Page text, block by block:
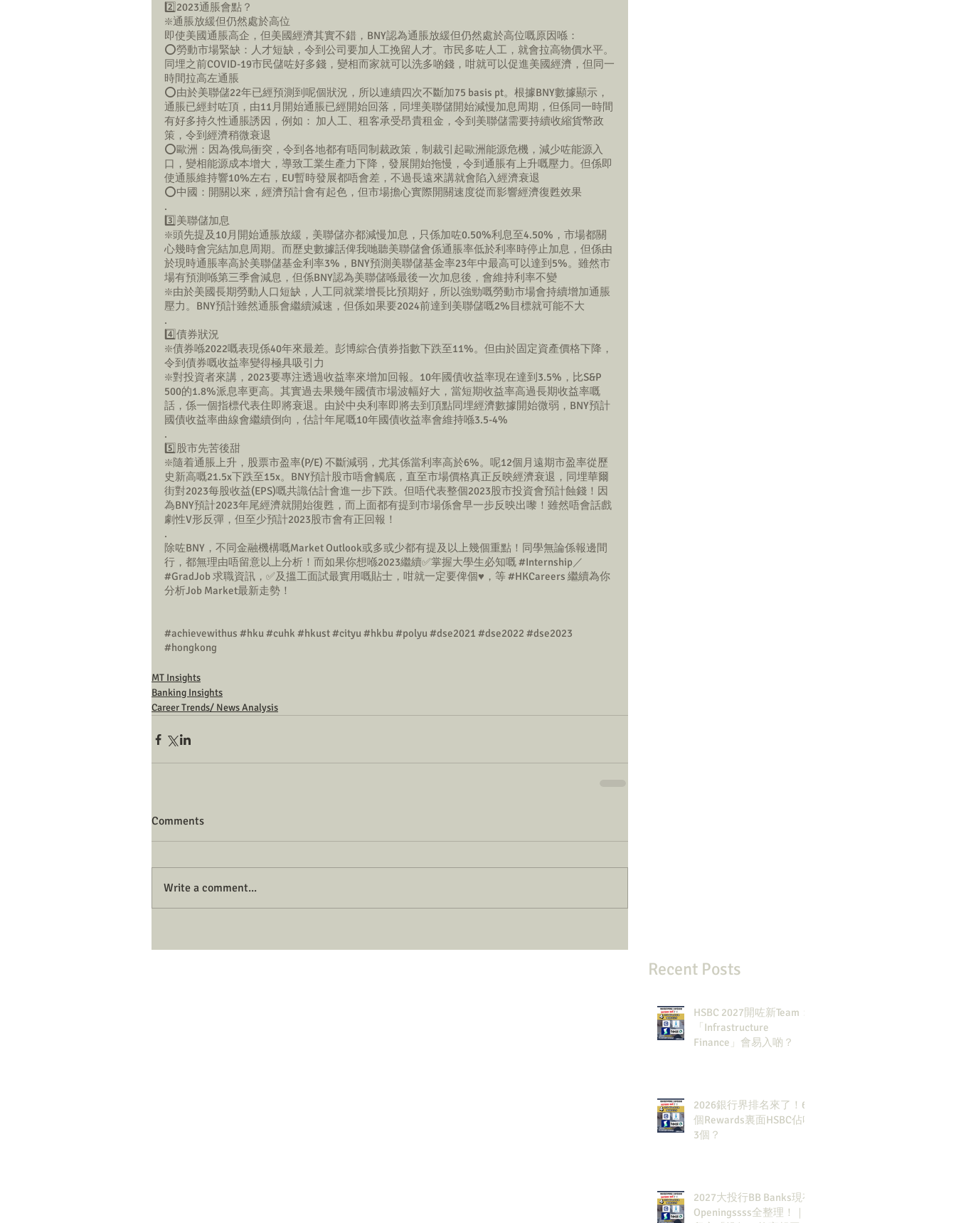
2️⃣2023通脹會點？
❇️通脹放緩但仍然處於高位
即使美國通脹高企，但美國經濟其實不錯，BNY認為通脹放緩但仍然處於高位嘅原因喺：
⭕️勞動市場緊缺：人才短缺，令到公司要加人工挽留人才。市民多咗人工，就會拉高物價水平。
同埋之前COVID-19市民儲咗好多錢，變相而家就可以洗多啲錢，咁就可以促進美國經濟，但同一
時間拉高左通脹
⭕️由於美聯儲22年已經預測到呢個狀況，所以連續四次不斷加75 basis pt。根據BNY數據顯示，
通脹已經封咗頂，由11月開始通脹已經開始回落，同埋美聯儲開始減慢加息周期，但係同一時間
有好多持久性通脹誘因，例如： 加人工、租客承受昂貴租金，令到美聯儲需要持續收縮貨幣政
策，令到經濟稍微衰退
⭕️歐洲：因為俄烏衝突，令到各地都有唔同制裁政策，制裁引起歐洲能源危機，減少咗能源入
口，變相能源成本增大，導致工業生產力下降，發展開始拖慢，令到通脹有上升嘅壓力。但係即
使通脹維持響10%左右，EU暫時發展都唔會差，不過長遠來講就會陷入經濟衰退
⭕️中國：開關以來，經濟預計會有起色，但市場擔心實際開關速度從而影響經濟復甦效果
.
3️⃣美聯儲加息
❇️頭先提及10月開始通脹放緩，美聯儲亦都減慢加息，只係加咗0.50%利息至4.50%，市場都關
心幾時會完結加息周期。而歷史數據話俾我哋聽美聯儲會係通脹率低於利率時停止加息，但係由
於現時通脹率高於美聯儲基金利率3%，BNY預測美聯儲基金率23年中最高可以達到5%。雖然市
場有預測喺第三季會減息，但係BNY認為美聯儲喺最後一次加息後，會維持利率不變
❇️由於美國長期勞動人口短缺，人工同就業增長比預期好，所以強勁嘅勞動市場會持續增加通脹
壓力。BNY預計雖然通脹會繼續減速，但係如果要2024前達到美聯儲嘅2%目標就可能不大
.
4️⃣債券狀況
❇️債券喺2022嘅表現係40年來最差。彭博綜合債券指數下跌至11%。但由於固定資產價格下降，
令到債券嘅收益率變得極具吸引力
❇️對投資者來講，2023要專注透過收益率來增加回報。10年國債收益率現在達到3.5%，比S&P
500的1.8%派息率更高。其實過去果幾年國債市場波幅好大，當短期收益率高過長期收益率嘅
話，係一個指標代表住即將衰退。由於中央利率即將去到頂點同埋經濟數據開始微弱，BNY預計
國債收益率曲線會繼續倒向，估計年尾嘅10年國債收益率會維持喺3.5-4%
.
5️⃣股市先苦後甜
❇️隨着通脹上升，股票市盈率(P/E) 不斷減弱，尤其係當利率高於6%。呢12個月遠期市盈率從歷
史新高嘅21.5x下跌至15x。BNY預計股市唔會觸底，直至市場價格真正反映經濟衰退，同埋華爾
街對2023每股收益(EPS)嘅共識估計會進一步下跌。但唔代表整個2023股市投資會預計蝕錢！因
為BNY預計2023年尾經濟就開始復甦，而上面都有提到市場係會早一步反映出嚟！雖然唔會話戲
劇性V形反彈，但至少預計2023股市會有正回報！
.
除咗BNY，不同金融機構嘅Market Outlook或多或少都有提及以上幾個重點！同學無論係報邊間
行，都無理由唔留意以上分析！而如果你想喺2023繼續✅掌握大學生必知嘅 #Internship／
#GradJob 求職資訊，✅及搵工面試最實用嘅貼士，咁就一定要俾個♥️，等 #HKCareers 繼續為你
分析Job Market最新走勢！
#achievewithus #hku#cuhk #hkust#cityu#hkbu#polyu#dse2021 #dse2022 #dse2023
#hongkong
MT Insights
Banking Insights
Career Trends/ News Analysis
Comments
Write a comment...
Recent Posts
HSBC 2027開咗新Team：
「Infrastructure
Finance」會易入啲？
2026銀行界排名來了！6
個Rewards裏面HSBC佔咗
3個？
2027大投行BB Banks現有
Openingssss全整理！｜